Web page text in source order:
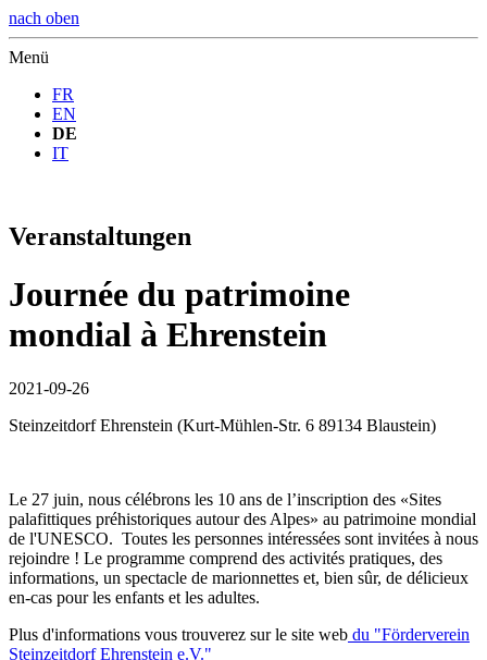
nach oben
Menü
FR
EN
DE
IT
Veranstaltungen
Journée du patrimoine
mondial à Ehrenstein
2021-09-26
Steinzeitdorf Ehrenstein (Kurt-Mühlen-Str. 6 89134 Blaustein)
Le 27 juin, nous célébrons les 10 ans de l’inscription des «Sites
palafittiques préhistoriques autour des Alpes» au patrimoine mondial
de l'UNESCO. Toutes les personnes intéressées sont invitées à nous
rejoindre ! Le programme comprend des activités pratiques, des
informations, un spectacle de marionnettes et, bien sûr, de délicieux
en-cas pour les enfants et les adultes.
Plus d'informations vous trouverez sur le site web du "Förderverein
Steinzeitdorf Ehrenstein e.V."